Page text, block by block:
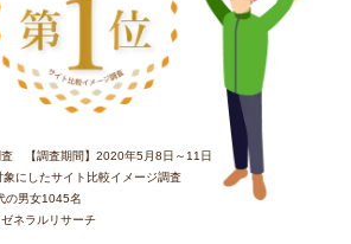
査 【調査期間】2020年5月8日～11日
象にしたサイト比較イメージ調査
の男女1045名
ゼネラルリサーチ